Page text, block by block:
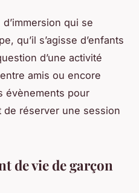
qui se
qu’il s’agisse d’enfants
d’une activité
amis ou encore
évènements pour
réserver une session
de vie de garçon